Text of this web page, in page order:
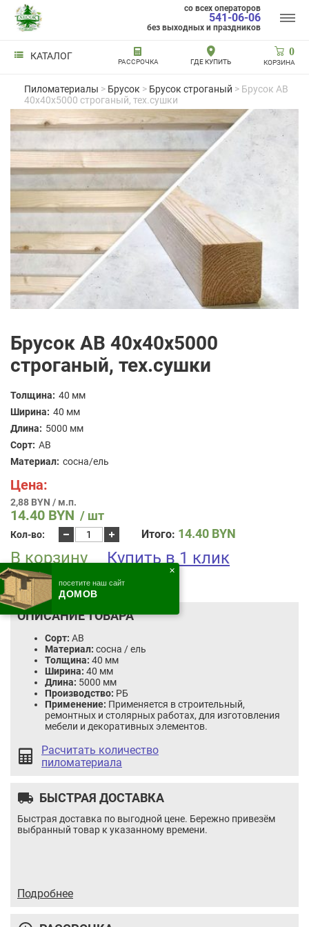
КАТАЛОГ
РАССРОЧКА ГДЕ КУПИТЬ
со всех операторов
541-06-06
без выходных и праздников
0
КОРЗИНА
Пиломатериалы > Брусок > Брусок строганый > Брусок AB
40x40x5000 строганый, тех.сушки
Брусок AB 40x40x5000
строганый, тех.сушки
Толщина: 40 мм
Ширина: 40 мм
Длина: 5000 мм
Сорт: AB
Материал: сосна/ель
Цена:
2,88 BYN / м.п.
14.40 BYN / шт
Итого: 14.40 BYN
Кол-во:
Количество
товара
Брусок
AB
строганый,
тех.сушки
В корзину Купить в 1 клик
ОПИСАНИЕ ТОВАРА
Сорт: AB
Материал: сосна / ель
Толщина: 40 мм
Ширина: 40 мм
Длина: 5000 мм
Производство: РБ
Применение: Применяется в строительный,
ремонтных и столярных работах, для изготовления
мебели и декоративных элементов.
Расчитать количество
пиломатериала
local_shipping БЫСТРАЯ ДОСТАВКА
Быстрая доставка по выгодной цене. Бережно привезём
выбранный товар к указанному времени.
Подробнее
Цена:3.69 / шт
Брусок
В корзину Купить в 1 клик
посетите наш сайт
ДОМОВ
✕